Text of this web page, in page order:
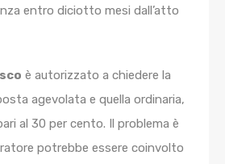
entro diciotto mesi dall’atto
è autorizzato a chiedere la
agevolata e quella ordinaria,
al 30 per cento. Il problema è
potrebbe essere coinvolto